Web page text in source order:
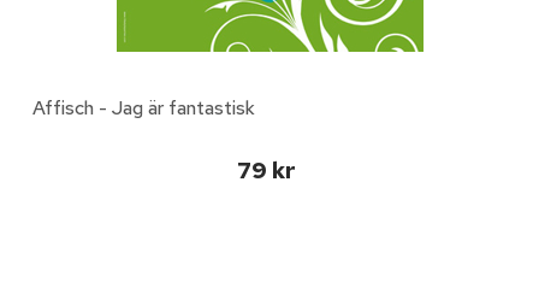
Affisch - Jag är fantastisk
79 kr